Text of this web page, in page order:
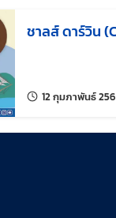
ชาลส์ ดาร์วิน
12 กุมภาพันธ์